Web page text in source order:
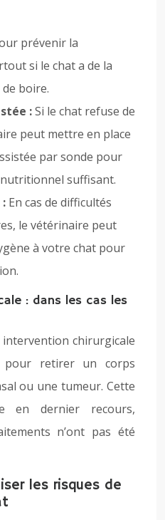
prévenir la
si le chat a de la
boire.
:Si le chat refuse de
peut mettre en place
par sonde pour
suffisant.
En cas de difficultés
le vétérinaire peut
à votre chat pour
: dans les cas les
chirurgicale
pour retirer un corps
ou une tumeur. Cette
en dernier recours,
n’ont pas été
les risques de